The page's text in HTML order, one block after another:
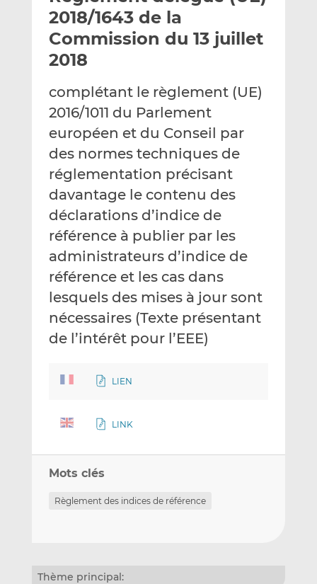
e
r
p
e
m
i
l
g
e
r
r
L
n
k
e
d
I
n
g
r
F
c
e
b
o
k
2018/1643 de la
Commission du 13 juillet
2018
complétant le règlement (UE)
2016/1011 du Parlement
européen et du Conseil par
des normes techniques de
réglementation précisant
davantage le contenu des
déclarations d’indice de
référence à publier par les
administrateurs d’indice de
référence et les cas dans
lesquels des mises à jour sont
nécessaires (Texte présentant
de l’intérêt pour l’EEE)
LIEN
LINK
Mots clés
Règlement des indices de référence
Thème principal: